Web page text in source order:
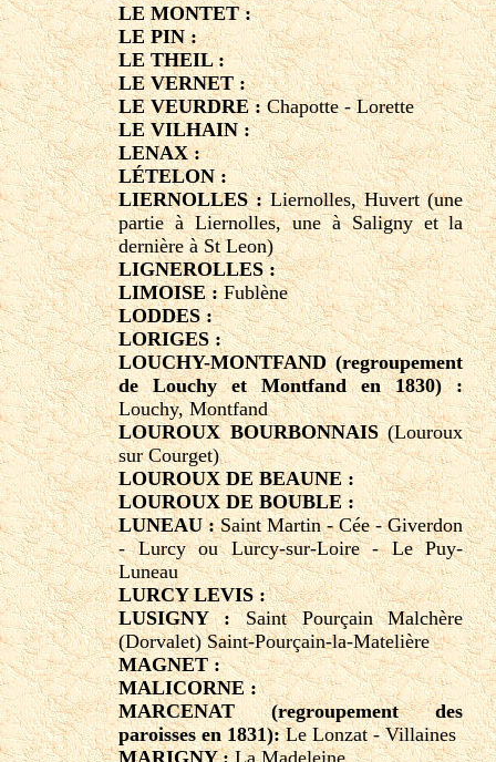
LE MONTET :
LE PIN :
LE THEIL :
LE VERNET :
LE VEURDRE :Chapotte - Lorette
LE VILHAIN :
LENAX :
LÉTELON :
LIERNOLLES :Liernolles, Huvert (une
partie à Liernolles, une à Saligny et la
dernière à St Leon)
LIGNEROLLES :
LIMOISE :Fublène
LODDES :
LORIGES :
LOUCHY-MONTFAND (regroupement
de Louchy et Montfand en 1830) :
Louchy, Montfand
LOUROUX BOURBONNAIS(Louroux
sur Courget)
LOUROUX DE BEAUNE :
LOUROUX DE BOUBLE :
LUNEAU :Saint Martin - Cée - Giverdon
- Lurcy ou Lurcy-sur-Loire - Le Puy-
Luneau
LURCY LEVIS :
LUSIGNY :Saint Pourçain Malchère
(Dorvalet) Saint-Pourçain-la-Matelière
MAGNET :
MALICORNE :
MARCENAT (regroupement des
paroisses en 1831):Le Lonzat - Villaines